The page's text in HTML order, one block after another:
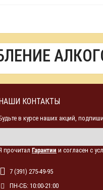
КОНТАКТЫ
в курсе наших акций,
прочитал Гарантии и согласен с
7 (391) 275-49-95
ПН-СБ: 10:00-21:00